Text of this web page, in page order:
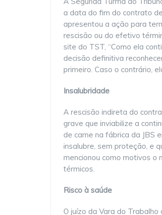
a data do fim do contrato
apresentou a ação para
rescisão ou do efetivo
site do TST, “Como ela
decisão definitiva
primeiro. Caso o contrário,
Insalubridade
A rescisão indireta do
grave que inviabilize a
de carne na fábrica da JBS
insalubre, sem proteção, e
mencionou como motivos o
térmicos.
Risco à saúde
O juízo da Vara do